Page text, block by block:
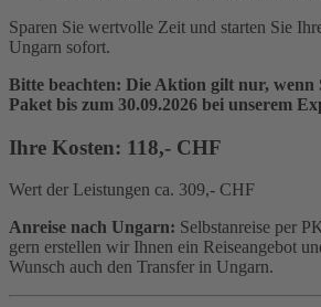
Sparen Sie wertvolle Zeit und starten Sie
Ungarn sofort.
Bitte beachten: Die Aktion gilt nur, wenn
Paket bis zum 30.09.2026 bei unserem
Ihre Kosten: 118,- CHF
Wert der Leistungen ca. 309,- CHF
Anreise nach Ungarn: Selbstanreise per
gern erstellen wir Ihnen ein Reiseangebot
Wunsch auch den Transfer in Ungarn.